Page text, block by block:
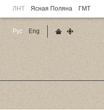
ЛНТ Ясная Поляна ГМТ
Рус
Eng